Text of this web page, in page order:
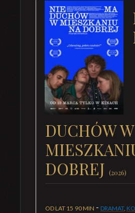
DUCHÓW W
DOBREJ (2026)
OD LAT 15 90 MIN - DRAMAT,